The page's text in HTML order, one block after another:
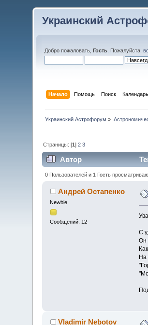
Украинский
Добро пожаловать,Гость . Пожалуйста,
Начало Помощь Поиск Календарь
Украинский Астрофорум »
Страницы: [1]2 3
Автор
0 Пользователей и 1 Гость
Андрей Остапенко
Newbie
Сообщений: 12
С
Он
На
Vladimir Nebotov